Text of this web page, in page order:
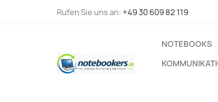
Rufen Sie uns an: +49 30 609 82 119
NOTEBOOKS